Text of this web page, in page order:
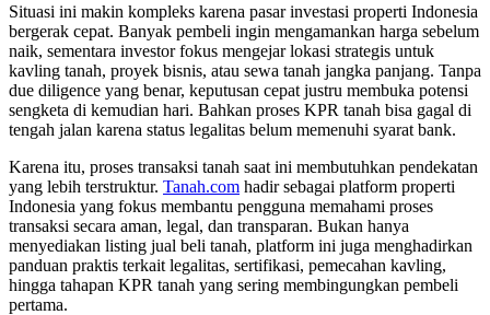
Situasi ini makin kompleks karena pasar investasi properti Indonesia
bergerak cepat. Banyak pembeli ingin mengamankan harga sebelum
naik, sementara investor fokus mengejar lokasi strategis untuk
kavling tanah, proyek bisnis, atau sewa tanah jangka panjang. Tanpa
due diligence yang benar, keputusan cepat justru membuka potensi
sengketa di kemudian hari. Bahkan proses KPR tanah bisa gagal di
tengah jalan karena status legalitas belum memenuhi syarat bank.
Karena itu, proses transaksi tanah saat ini membutuhkan pendekatan
yang lebih terstruktur. Tanah.com hadir sebagai platform properti
Indonesia yang fokus membantu pengguna memahami proses
transaksi secara aman, legal, dan transparan. Bukan hanya
menyediakan listing jual beli tanah, platform ini juga menghadirkan
panduan praktis terkait legalitas, sertifikasi, pemecahan kavling,
hingga tahapan KPR tanah yang sering membingungkan pembeli
pertama.